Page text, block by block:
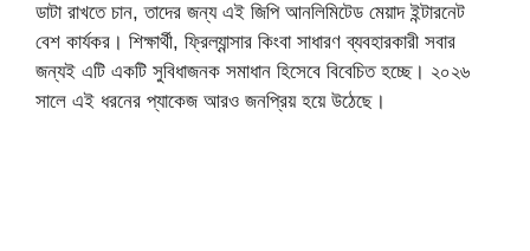
ডাটা রাখতে চান, তাদের জন্য এই জিপি আনলিমিটেড মেয়াদ ইন্টারনেট
বেশ কার্যকর। শিক্ষার্থী, ফ্রিল্যান্সার কিংবা সাধারণ ব্যবহারকারী সবার
জন্যই এটি একটি সুবিধাজনক সমাধান হিসেবে বিবেচিত হচ্ছে। ২০২৬
সালে এই ধরনের প্যাকেজ আরও জনপ্রিয় হয়ে উঠেছে।